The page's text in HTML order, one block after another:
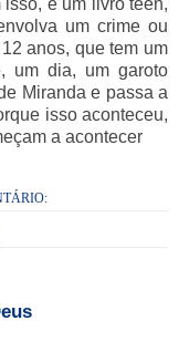
um crime ou
anos, que tem um
um dia, um garoto
Miranda e passa a
isso aconteceu,
a acontecer